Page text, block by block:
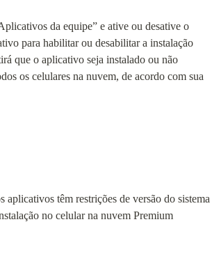
da equipe” e ative ou desative o
para habilitar ou desabilitar a instalação
que o aplicativo seja instalado ou não
os celulares na nuvem, de acordo com sua
aplicativos têm restrições de versão do sistema
no celular na nuvem Premium